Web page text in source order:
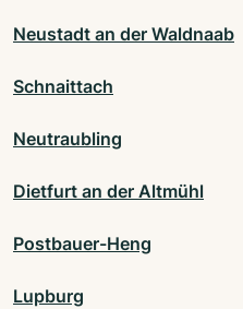
Neustadt an der Waldnaab
Schnaittach
Neutraubling
Dietfurt an der Altmühl
Postbauer-Heng
Lupburg